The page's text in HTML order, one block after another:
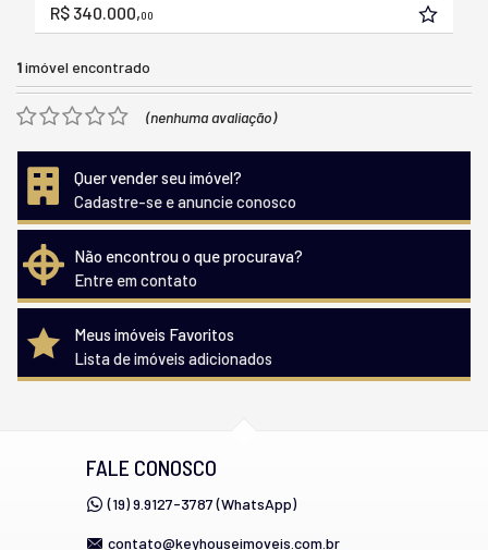
R$ 340.000,00
1imóvel encontrado
(nenhuma avaliação)
Quer vender seu imóvel?
Cadastre-se e anuncie conosco
Não encontrou o que procurava?
Entre em contato
Meus imóveis Favoritos
Lista de imóveis adicionados
FALE CONOSCO
(19) 9.9127-3787 (WhatsApp)
contato@keyhouseimoveis.com.br